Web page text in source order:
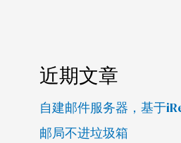
近期文章
自建邮件服务器，基于
邮局不进垃圾箱